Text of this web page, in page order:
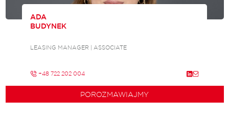
ADA
BUDYNEK
LEASING MANAGER | ASSOCIATE
+48 722 202 004
POROZMAWIAJMY